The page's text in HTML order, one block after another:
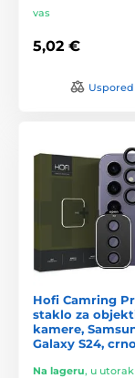
vas
5,02 €
Hofi Camring
staklo za
kamere,
Galaxy S24, crno
Na lageru, u utorak